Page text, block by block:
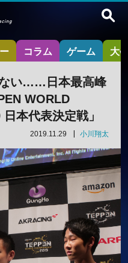
コラム ゲーム 大
い……日本最高峰
WORLD
本代表決定戦」
2019.11.29 小川翔太